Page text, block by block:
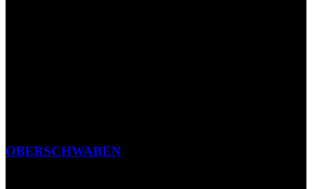
OBERSCHWABEN